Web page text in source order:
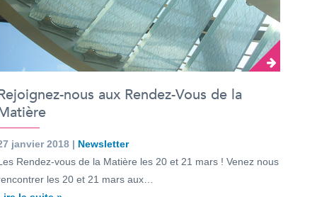
nous aux Rendez-Vous de la
janvier 2018 | Newsletter
Rendez-vous de la Matière les 20 et 21 mars ! Venez nous
les 20 et 21 mars aux…